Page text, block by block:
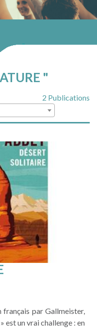
"
2 Publications
par Gallmeister,
est un vrai challenge : en